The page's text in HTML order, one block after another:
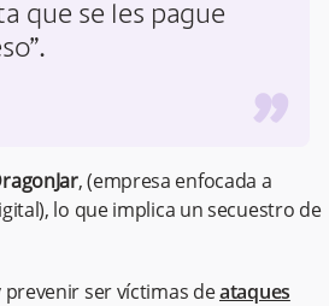
que se les pague
”
, (empresa enfocada a
lo que implica un secuestro de
ser víctimas deataques